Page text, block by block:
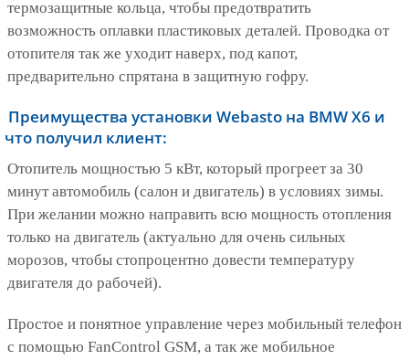
термозащитные кольца, чтобы предотвратить
возможность оплавки пластиковых деталей. Проводка от
отопителя так же уходит наверх, под капот,
предварительно спрятана в защитную гофру.
Преимущества установки Webasto на BMW X6 и
что получил клиент:
Отопитель мощностью 5 кВт, который прогреет за 30
минут автомобиль (салон и двигатель) в условиях зимы.
При желании можно направить всю мощность отопления
только на двигатель (актуально для очень сильных
морозов, чтобы стопроцентно довести температуру
двигателя до рабочей).
Простое и понятное управление через мобильный телефон
с помощью FanControl GSM, а так же мобильное